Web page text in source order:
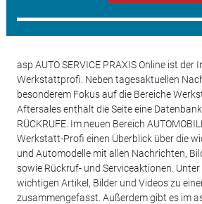
asp AUTO SERVICE PRAXIS Online ist
Werkstattprofi. Neben tagesaktuellen
besonderem Fokus auf die Bereiche
Aftersales enthält die Seite eine
RÜCKRUFE. Im neuen Bereich
Werkstatt-Profi einen Überblick über die
und Automodelle mit allen Nachrichten,
sowie Rückruf- und Serviceaktionen. Unter
wichtigen Artikel, Bilder und Videos zu
zusammengefasst. Außerdem gibt es im